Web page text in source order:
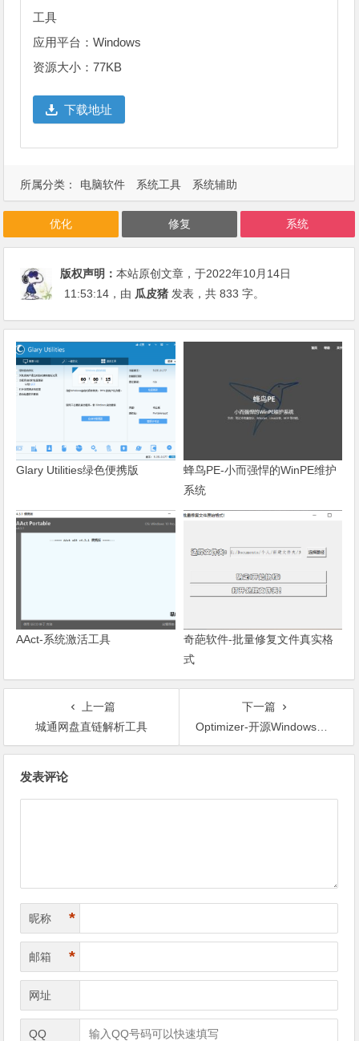
工具
应用平台：Windows
资源大小：77KB
下载地址
所属分类： 电脑软件 系统工具 系统辅助
优化 修复 系统
版权声明：本站原创文章，于2022年10月14日
11:53:14 ，由 瓜皮猪 发表，共 833 字。
Glary Utilities绿色便携版
蜂鸟PE-小而强悍的WinPE维护
系统
AAct-系统激活工具
奇葩软件-批量修复文件真实格
式
上一篇
城通网盘直链解析工具
下一篇
Optimizer-开源Windows优化软件
发表评论
昵称 *
邮箱 *
网址
QQ